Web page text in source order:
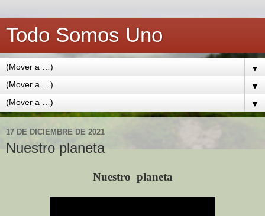
Todo Somos Uno
▼
▼
▼
17 DE DICIEMBRE DE 2021
Nuestro planeta
Nuestro planeta